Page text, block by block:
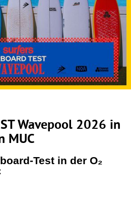
Wavepool 2026 in
MUC
Test in der O₂